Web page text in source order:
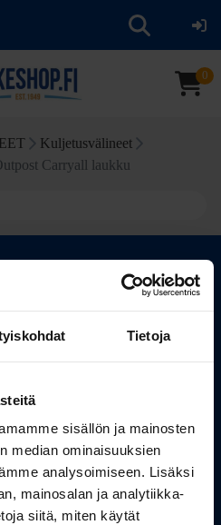
Tietoja
sisällön ja mainosten
median ominaisuuksien
analysoimiseen. Lisäksi
mainosalan ja analytiikka-
siitä, miten käytät
0
Kuljetusvälineet
Carryall laukku
Info